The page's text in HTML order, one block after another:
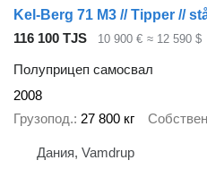
Kel-Berg 71 M3 // Tipper //
116 100 TJS
10 900 € ≈ 12 590 $
Полуприцеп самосвал
2008
Грузопод. 27 800 кг
Дания, Vamdrup